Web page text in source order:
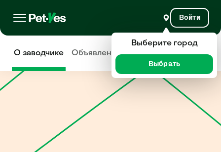
Войти
О заводчике Объявления Отзывы
Выберите город
Выбрать